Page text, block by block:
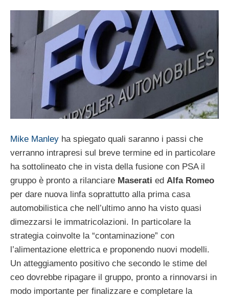
Mike Manley ha spiegato quali saranno i passi che
verranno intrapresi sul breve termine ed in particolare
ha sottolineato che in vista della fusione con PSA il
gruppo è pronto a rilanciare Maserati ed Alfa Romeo
per dare nuova linfa soprattutto alla prima casa
automobilistica che nell’ultimo anno ha visto quasi
dimezzarsi le immatricolazioni. In particolare la
strategia coinvolte la “contaminazione” con
l’alimentazione elettrica e proponendo nuovi modelli.
Un atteggiamento positivo che secondo le stime del
ceo dovrebbe ripagare il gruppo, pronto a rinnovarsi in
modo importante per finalizzare e completare la